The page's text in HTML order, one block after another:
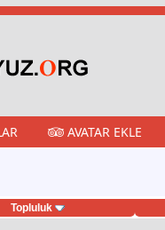
AVATAR EKLE
Topluluk